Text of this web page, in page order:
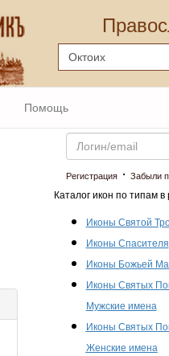
Помощь
Email
Регистрация· Забыли
Каталог икон по типам в
Иконы Святой
Иконы Спасителя
Иконы Божьей
Иконы Святых
Мужские имена
Иконы Святых
Женские имена